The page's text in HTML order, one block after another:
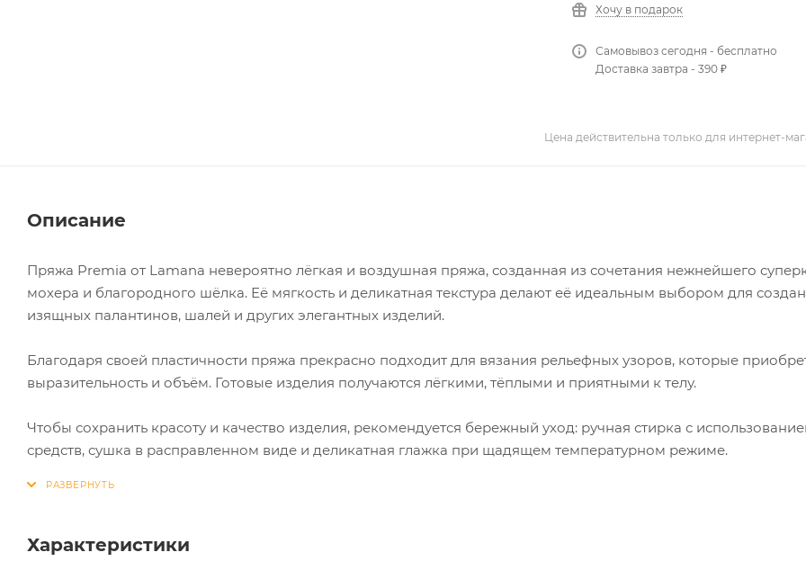
Хочу в подарок
Самовывоз сегодня - бесплатно
Доставка завтра - 390 ₽
Цена действительна только для интернет-
Описание
Пряжа Premia от Lamana невероятно лёгкая и воздушная пряжа, созданная из сочетания нежнейшего
мохера и благородного шёлка. Её мягкость и деликатная текстура делают её идеальным выбором для
изящных палантинов, шалей и других элегантных изделий.
Благодаря своей пластичности пряжа прекрасно подходит для вязания рельефных узоров, которые
выразительность и объём. Готовые изделия получаются лёгкими, тёплыми и приятными к телу.
Чтобы сохранить красоту и качество изделия, рекомендуется бережный уход: ручная стирка с
средств, сушка в расправленном виде и деликатная глажка при щадящем температурном режиме.
Характеристики